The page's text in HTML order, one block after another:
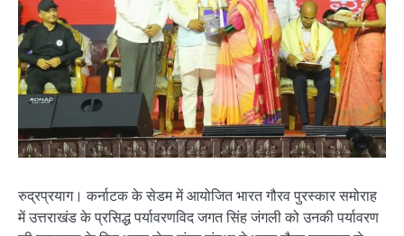
रुद्रप्रयाग। कर्नाटक के सेडम में आयोजित भारत गौरव पुरस्कार समोराह
में उत्तराखंड के प्रसिद्ध पर्यावरणविद जगत सिंह जंगली को उनकी पर्यावरण